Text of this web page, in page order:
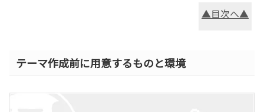
▲目次へ▲
テーマ作成前に用意するものと環境